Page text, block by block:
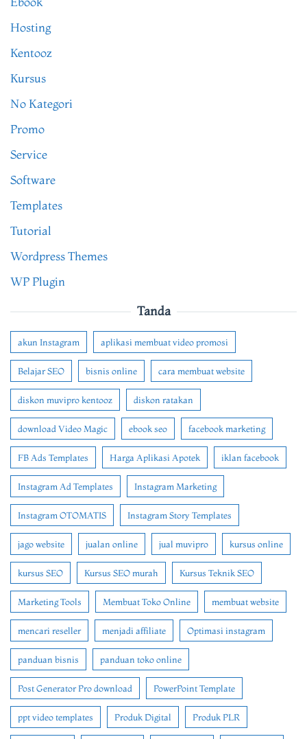
Hosting
Kentooz
Kursus
No Kategori
Promo
Service
Software
Templates
Tutorial
Wordpress Themes
WP Plugin
Tanda
akun Instagram aplikasi membuat video promosi
Belajar SEO bisnis online cara membuat website
diskon muvipro kentooz diskon ratakan
download Video Magic ebook seo facebook marketing
FB Ads Templates Harga Aplikasi Apotek iklan facebook
Instagram Ad Templates Instagram Marketing
Instagram OTOMATIS Instagram Story Templates
jago website jualan online jual muvipro kursus online
kursus SEO Kursus SEO murah Kursus Teknik SEO
Marketing Tools Membuat Toko Online membuat website
mencari reseller menjadi affiliate Optimasi instagram
panduan bisnis panduan toko online
Post Generator Pro download PowerPoint Template
ppt video templates Produk Digital Produk PLR